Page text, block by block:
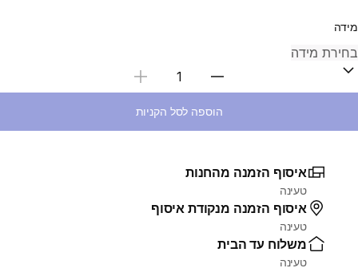
מידה
בחירת כמות
הוספה לסל הקניות
איסוף הזמנה מהחנות
טעינה
איסוף הזמנה מנקודת איסוף
טעינה
משלוח עד הבית
טעינה